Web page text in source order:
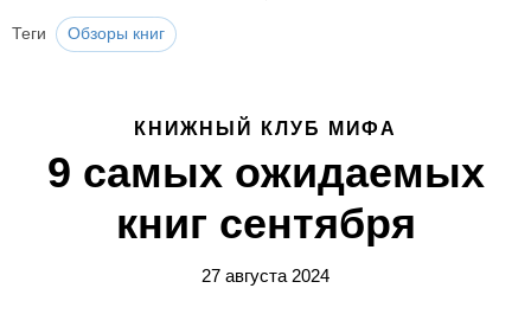
Теги Обзоры книг
КНИЖНЫЙ КЛУБ МИФА
9 самых ожидаемых
книг сентября
27 августа 2024